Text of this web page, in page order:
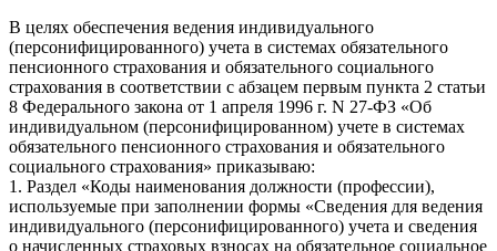
В целях обеспечения ведения индивидуального
(персонифицированного) учета в системах обязательного
пенсионного страхования и обязательного социального
страхования в соответствии с абзацем первым пункта 2 статьи
8 Федерального закона от 1 апреля 1996 г. N 27-ФЗ «Об
индивидуальном (персонифицированном) учете в системах
обязательного пенсионного страхования и обязательного
социального страхования» приказываю:
1. Раздел «Коды наименования должности (профессии),
используемые при заполнении формы «Сведения для ведения
индивидуального (персонифицированного) учета и сведения
о начисленных страховых взносах на обязательное социальное